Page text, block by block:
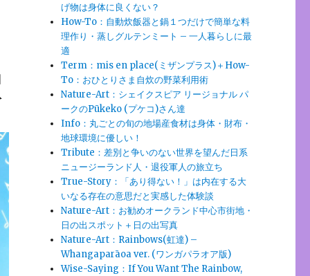
げ物は身体に良くない？
How-To：自動炊飯器と鍋１つだけで簡単な料
理作り・蒸しグルテンミート – 一人暮らしに最
適
Term：mis en place(ミザンプラス)＋How-
To：おひとりさま自炊の野菜利用術
Nature-Art：シェイクスピア リージョナル パ
ークのPūkeko (プケコ)さん達
Info：丸ごとの旬の地場産食材は身体・財布・
地球環境に優しい！
Tribute：差別と争いのない世界を望んだ日系
ニュージーランド人・退役軍人の旅立ち
True-Story：「あり得ない！」は内在する大
いなる存在の意思だと実感した体験談
Nature-Art：お勧めオークランド中心市街地・
日の出スポット＋日の出写真
Nature-Art：Rainbows(虹達) –
Whangaparāoa ver. (ワンガパラオア版)
Wise-Saying：If You Want The Rainbow,